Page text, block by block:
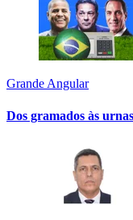
Grande Angular
Dos gramados às